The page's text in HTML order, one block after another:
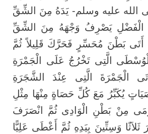
الله عليه وسلم- يَدَهُ مِنَ الشِّقِّ
الْفَضْلِ يَصْرِفُ وَجْهَهُ مِنَ الشِّقِّ
أَتَى بَطْنَ مُحَسِّرٍ فَحَرَّكَ قَلِيلاً ثُمَّ
الَّتِى تَخْرُجُ عَلَى الْجَمْرَةِ
الْجَمْرَةَ الَّتِى عِنْدَ الشَّجَرَةِ
يُكَبِّرُ مَعَ كُلِّ حَصَاةٍ مِنْهَا مِثْلِ
مِنْ بَطْنِ الْوَادِى ثُمَّ انْصَرَفَ
ثَلاَثًا وَسِتِّينَ بِيَدِهِ ثُمَّ أَعْطَى عَلِيًّا